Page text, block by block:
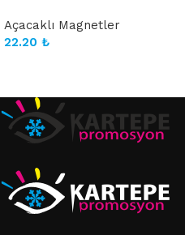
Açacaklı Magnetler
22.20 ₺